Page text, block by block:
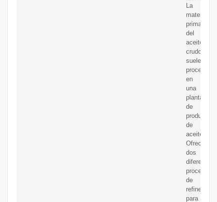
La
materia
prima
del
aceite
crudo
suele
procesarse
en
una
planta
de
producción
de
aceite.
Ofrecemos
dos
diferentes
procesos
de
refinería
para